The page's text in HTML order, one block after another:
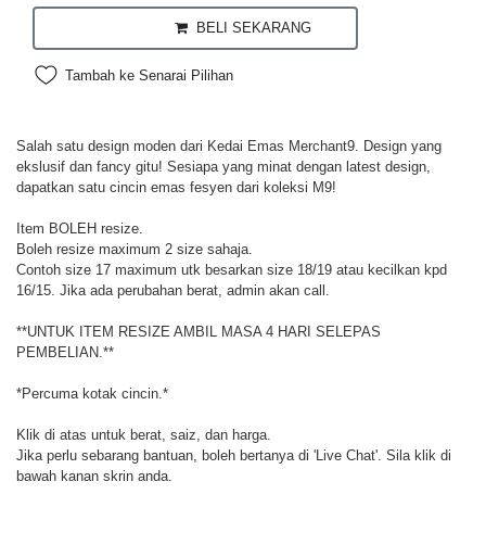
BELI SEKARANG
Tambah ke Senarai Pilihan
Salah satu design moden dari Kedai Emas Merchant9. Design yang
ekslusif dan fancy gitu! Sesiapa yang minat dengan latest design,
dapatkan satu cincin emas fesyen dari koleksi M9!
Item BOLEH resize.
Boleh resize maximum 2 size sahaja.
Contoh size 17 maximum utk besarkan size 18/19 atau kecilkan kpd
16/15. Jika ada perubahan berat, admin akan call.
**UNTUK ITEM RESIZE AMBIL MASA 4 HARI SELEPAS
PEMBELIAN.**
*Percuma kotak cincin.*
Klik di atas untuk berat, saiz, dan harga.
Jika perlu sebarang bantuan, boleh bertanya di 'Live Chat'. Sila klik di
bawah kanan skrin anda.